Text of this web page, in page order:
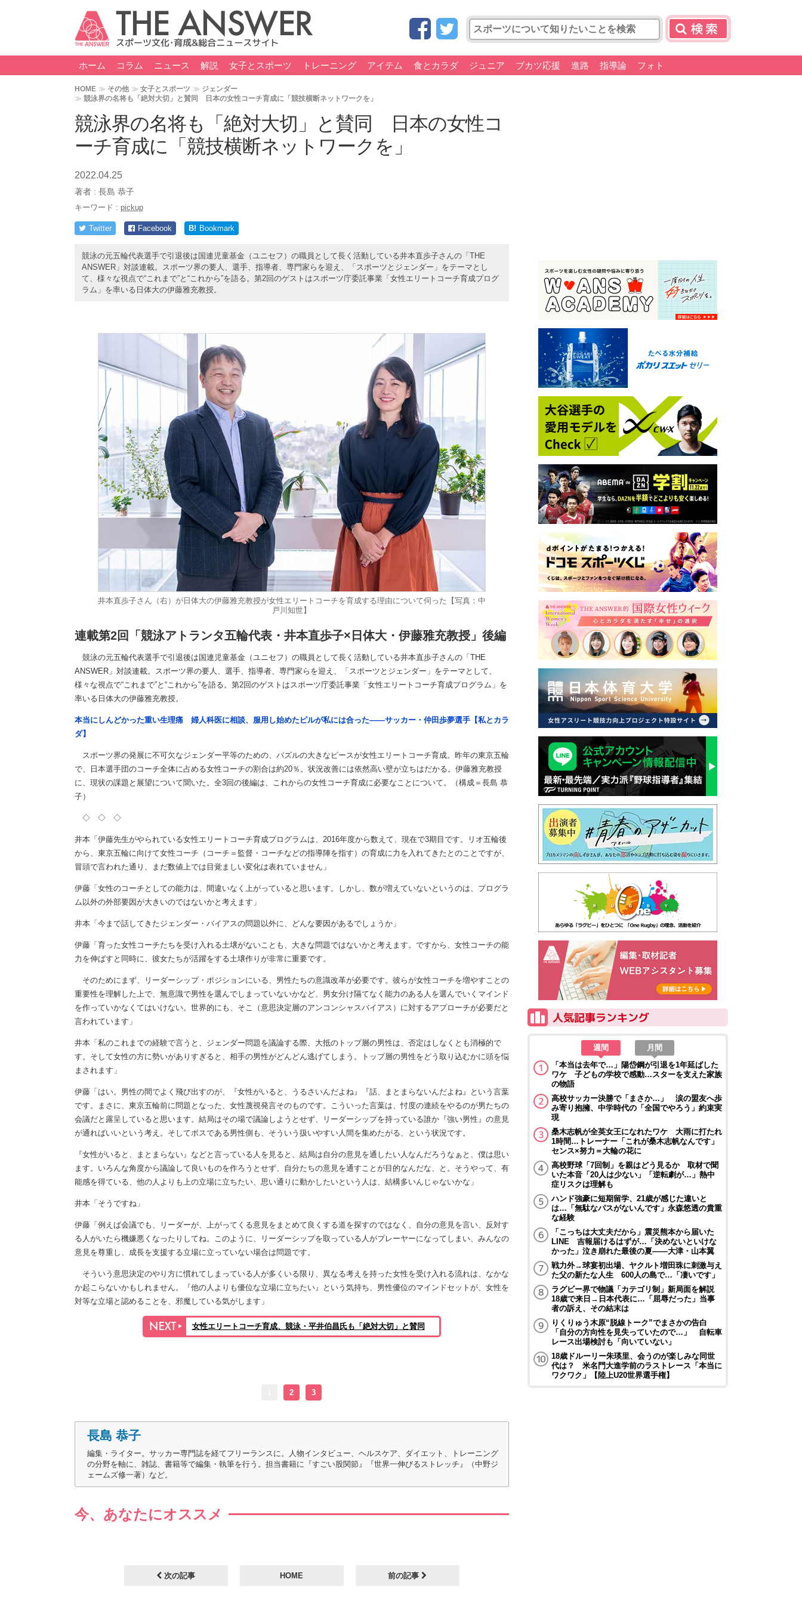
ホーム コラム ニュース 解説 女子とスポーツ トレーニング アイテム 食とカラダ ジュニア ブカツ応援 進路 指導論 フォト
HOME その他 女子とスポーツ
ジェンダー
競泳界の名将も「絶対大切」と賛同 日本の女性コーチ育成に「競技横断ネットワークを」
競泳界の名将も「絶対大切」と賛同 日本の女性コ
ーチ育成に「競技横断ネットワークを」
2022.04.25
著者 : 長島 恭子
キーワード : pickup
Twitter Facebook B! Bookmark
競泳の元五輪代表選手で引退後は国連児童基金（ユニセフ）の職員として長く活動している井本直歩子さんの「THE
ANSWER」対談連載。スポーツ界の要人、選手、指導者、専門家らを迎え、「スポーツとジェンダー」をテーマとし
て、様々な視点で“これまで”と“これから”を語る。第2回のゲストはスポーツ庁委託事業「女性エリートコーチ育成プログ
ラム」を率いる日体大の伊藤雅充教授。
井本直歩子さん（右）が日体大の伊藤雅充教授が女性エリートコーチを育成する理由について伺った【写真：中
戸川知世】
連載第2回「競泳アトランタ五輪代表・井本直歩子×日体大・伊藤雅充教授」後編
競泳の元五輪代表選手で引退後は国連児童基金（ユニセフ）の職員として長く活動している井本直歩子さんの「THE
ANSWER」対談連載。スポーツ界の要人、選手、指導者、専門家らを迎え、「スポーツとジェンダー」をテーマとして、
様々な視点で“これまで”と“これから”を語る。第2回のゲストはスポーツ庁委託事業「女性エリートコーチ育成プログラム」を
率いる日体大の伊藤雅充教授。
本当にしんどかった重い生理痛 婦人科医に相談、服用し始めたピルが私には合った――サッカー・仲田歩夢選手【私とカラ
ダ】
スポーツ界の発展に不可欠なジェンダー平等のための、パズルの大きなピースが女性エリートコーチ育成。昨年の東京五輪
で、日本選手団のコーチ全体に占める女性コーチの割合は約20％。状況改善には依然高い壁が立ちはだかる。伊藤雅充教授
に、現状の課題と展望について聞いた。全3回の後編は、これからの女性コーチ育成に必要なことについて。（構成＝長島 恭
子）
◇ ◇ ◇
井本「伊藤先生がやられている女性エリートコーチ育成プログラムは、2016年度から数えて、現在で3期目です。リオ五輪後
から、東京五輪に向けて女性コーチ（コーチ＝監督・コーチなどの指導陣を指す）の育成に力を入れてきたとのことですが、
冒頭で言われた通り、まだ数値上では目覚ましい変化は表れていません」
伊藤「女性のコーチとしての能力は、間違いなく上がっていると思います。しかし、数が増えていないというのは、プログラ
ム以外の外部要因が大きいのではないかと考えます」
井本「今まで話してきたジェンダー・バイアスの問題以外に、どんな要因があるでしょうか」
伊藤「育った女性コーチたちを受け入れる土壌がないことも、大きな問題ではないかと考えます。ですから、女性コーチの能
力を伸ばすと同時に、彼女たちが活躍をする土壌作りが非常に重要です。
そのためにまず、リーダーシップ・ポジションにいる、男性たちの意識改革が必要です。彼らが女性コーチを増やすことの
重要性を理解した上で、無意識で男性を選んでしまっていないかなど、男女分け隔てなく能力のある人を選んでいくマインド
を作っていかなくてはいけない。世界的にも、そこ（意思決定層のアンコンシャスバイアス）に対するアプローチが必要だと
言われています」
井本「私のこれまでの経験で言うと、ジェンダー問題を議論する際、大抵のトップ層の男性は、否定はしなくとも消極的で
す。そして女性の方に勢いがありすぎると、相手の男性がどんどん逃げてしまう。トップ層の男性をどう取り込むかに頭を悩
まされます」
伊藤「はい。男性の間でよく飛び出すのが、『女性がいると、うるさいんだよね』『話、まとまらないんだよね』という言葉
です。まさに、東京五輪前に問題となった、女性蔑視発言そのものです。こういった言葉は、忖度の連続をやるのが男たちの
会議だと露呈していると思います。結局はその場で議論しようとせず、リーダーシップを持っている誰か『強い男性』の意見
が通ればいいという考え。そしてボスである男性側も、そういう扱いやすい人間を集めたがる、という状況です。
『女性がいると、まとまらない』などと言っている人を見ると、結局は自分の意見を通したい人なんだろうなぁと、僕は思い
ます。いろんな角度から議論して良いものを作ろうとせず、自分たちの意見を通すことが目的なんだな、と。そうやって、有
能感を得ている、他の人よりも上の立場に立ちたい、思い通りに動かしたいという人は、結構多いんじゃないかな」
井本「そうですね」
伊藤「例えば会議でも、リーダーが、上がってくる意見をまとめて良くする道を探すのではなく、自分の意見を言い、反対す
る人がいたら機嫌悪くなったりしてね。このように、リーダーシップを取っている人がプレーヤーになってしまい、みんなの
意見を尊重し、成長を支援する立場に立っていない場合は問題です。
そういう意思決定のやり方に慣れてしまっている人が多くいる限り、異なる考えを持った女性を受け入れる流れは、なかな
か起こらないかもしれません。『他の人よりも優位な立場に立ちたい』という気持ち、男性優位のマインドセットが、女性を
対等な立場と認めることを、邪魔している気がします」
女性エリートコーチ育成、競泳・平井伯昌氏も「絶対大切」と賛同
2 3
長島 恭子
編集・ライター。サッカー専門誌を経てフリーランスに。人物インタビュー、ヘルスケア、ダイエット、トレーニング
の分野を軸に、雑誌、書籍等で編集・執筆を行う。担当書籍に『すごい股関節』『世界一伸びるストレッチ』（中野ジ
ェームズ修一著）など。
今、あなたにオススメ
次の記事 HOME 前の記事
週間
月間
「本当は去年で…」陽岱鋼が引退を1年延ばした
ワケ 子どもの学校で感動…スターを支えた家族
の物語
高校サッカー決勝で「まさか…」 涙の盟友へ歩
み寄り抱擁、中学時代の「全国でやろう」約束実
現
桑木志帆が全英女王になれたワケ 大雨に打たれ
1時間…トレーナー「これが桑木志帆なんです」
センス×努力＝大輪の花に
高校野球「7回制」を親はどう見るか 取材で聞
いた本音「20人は少ない」「逆転劇が…」熱中
症リスクは理解も
ハンド強豪に短期留学、21歳が感じた違いと
は…「無駄なパスがないんです」永森悠透の貴重
な経験
「こっちは大丈夫だから」震災熊本から届いた
LINE 吉報届けるはずが…「決めないといけな
かった」泣き崩れた最後の夏――大津・山本翼
戦力外→球宴初出場、ヤクルト増田珠に刺激与え
た父の新たな人生 600人の島で…「凄いです」
ラグビー界で物議「カテゴリ制」新局面を解説
18歳で来日→日本代表に…「屈辱だった」当事
者の訴え、その結末は
りくりゅう木原“脱線トーク”でまさかの告白
「自分の方向性を見失っていたので…」 自転車
レース出場検討も「向いていない」
18歳ドルーリー朱瑛里、会うのが楽しみな同世
代は？ 米名門大進学前のラストレース「本当に
ワクワク」【陸上U20世界選手権】